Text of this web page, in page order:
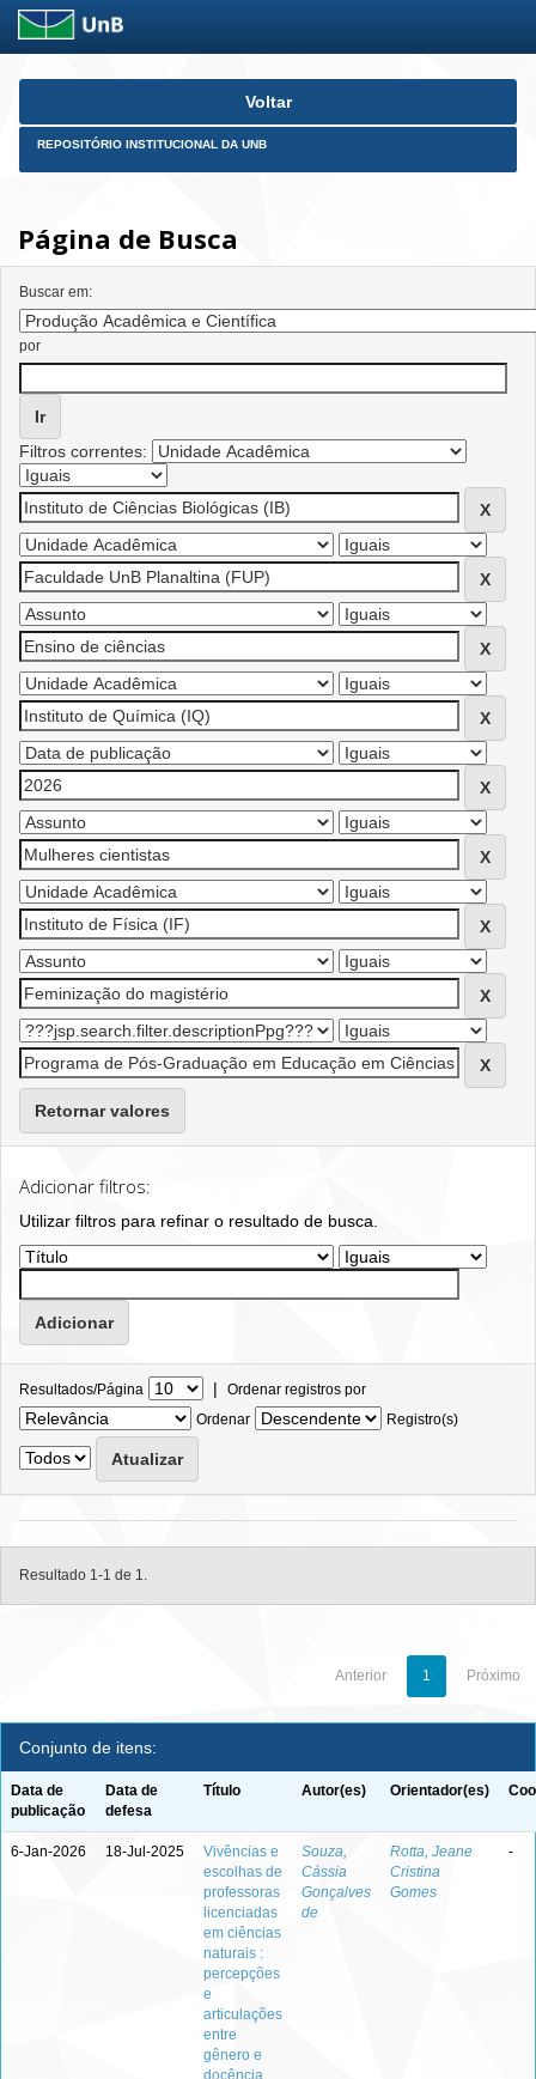
Skip
Voltar
REPOSITÓRIO INSTITUCIONAL DA UNB
Página de Busca
Buscar em:
por
Filtros correntes:
Retornar valores
Adicionar filtros:
Utilizar filtros para refinar o resultado de busca.
Resultados/Página | Ordenar registros por
Ordenar
Registro(s)
Resultado 1-1 de 1.
Anterior 1 Próximo
Conjunto de itens:
Data de
publicação
Data de
defesa
Título Autor(es) Orientador(es)
6-Jan-2026 18-Jul-2025
Vivências e
escolhas de
professoras
licenciadas
em ciências
naturais :
percepções
e
articulações
entre
gênero e
docência
Souza,
Cássia
Gonçalves
de
Rotta, Jeane
Cristina
Gomes
-